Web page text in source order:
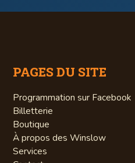
PAGES DU SITE
Programmation sur Facebook
Billetterie
Boutique
À propos des Winslow
Services